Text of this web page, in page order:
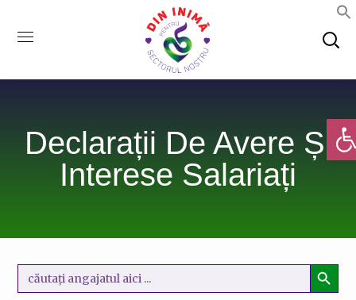
Declarații De Avere Și
Interese Salariați
Search
for:
SEARCH